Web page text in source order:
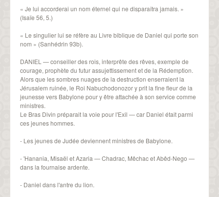
« Je lui accorderai un nom éternel qui ne disparaîtra jamais. »
(Isaïe 56, 5.)
« Le singulier lui se réfère au Livre biblique de Daniel qui porte son
nom » (Sanhédrin 93b).
DANIEL — conseiller des rois, interprête des rêves, exemple de
courage, prophète du futur assujettissement et de la Rédemption.
Alors que les sombres nuages de la destruction enserraient la
Jérusalem ruinée, le Roi Nabuchodonozor y prit la fine fleur de la
jeunesse vers Babylone pour y être attachée à son service comme
ministres.
Le Bras Divin préparait la voie pour l'Exil — car Daniel était parmi
ces jeunes hommes.
- Les jeunes de Judée deviennent ministres de Babylone.
- 'Hanania, Misaël et Azaria — Chadrac, Mêchac et Abêd-Nego —
dans la fournaise ardente.
- Daniel dans l'antre du lion.